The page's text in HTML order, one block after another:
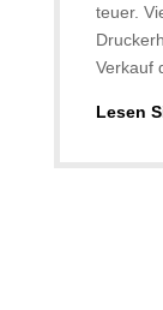
teuer.
Verkauf
Lesen